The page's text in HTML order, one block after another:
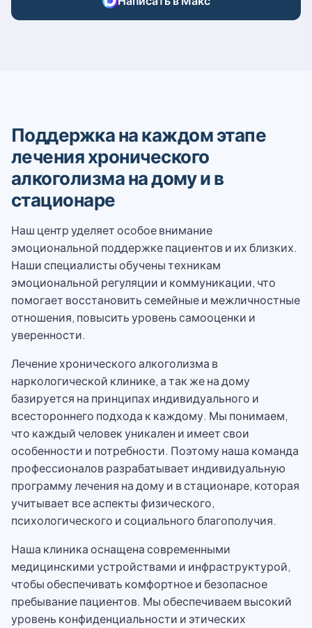
Поддержка на каждом этапе
лечения хронического
алкоголизма на дому и в
стационаре
Наш центр уделяет особое внимание
эмоциональной поддержке пациентов и их близких.
Наши специалисты обучены техникам
эмоциональной регуляции и коммуникации, что
помогает восстановить семейные и межличностные
отношения, повысить уровень самооценки и
уверенности.
Лечение хронического алкоголизма в
наркологической клинике, а так же на дому
базируется на принципах индивидуального и
всестороннего подхода к каждому. Мы понимаем,
что каждый человек уникален и имеет свои
особенности и потребности. Поэтому наша команда
профессионалов разрабатывает индивидуальную
программу лечения на дому и в стационаре, которая
учитывает все аспекты физического,
психологического и социального благополучия.
Наша клиника оснащена современными
медицинскими устройствами и инфраструктурой,
чтобы обеспечивать комфортное и безопасное
пребывание пациентов. Мы обеспечиваем высокий
уровень конфиденциальности и этических